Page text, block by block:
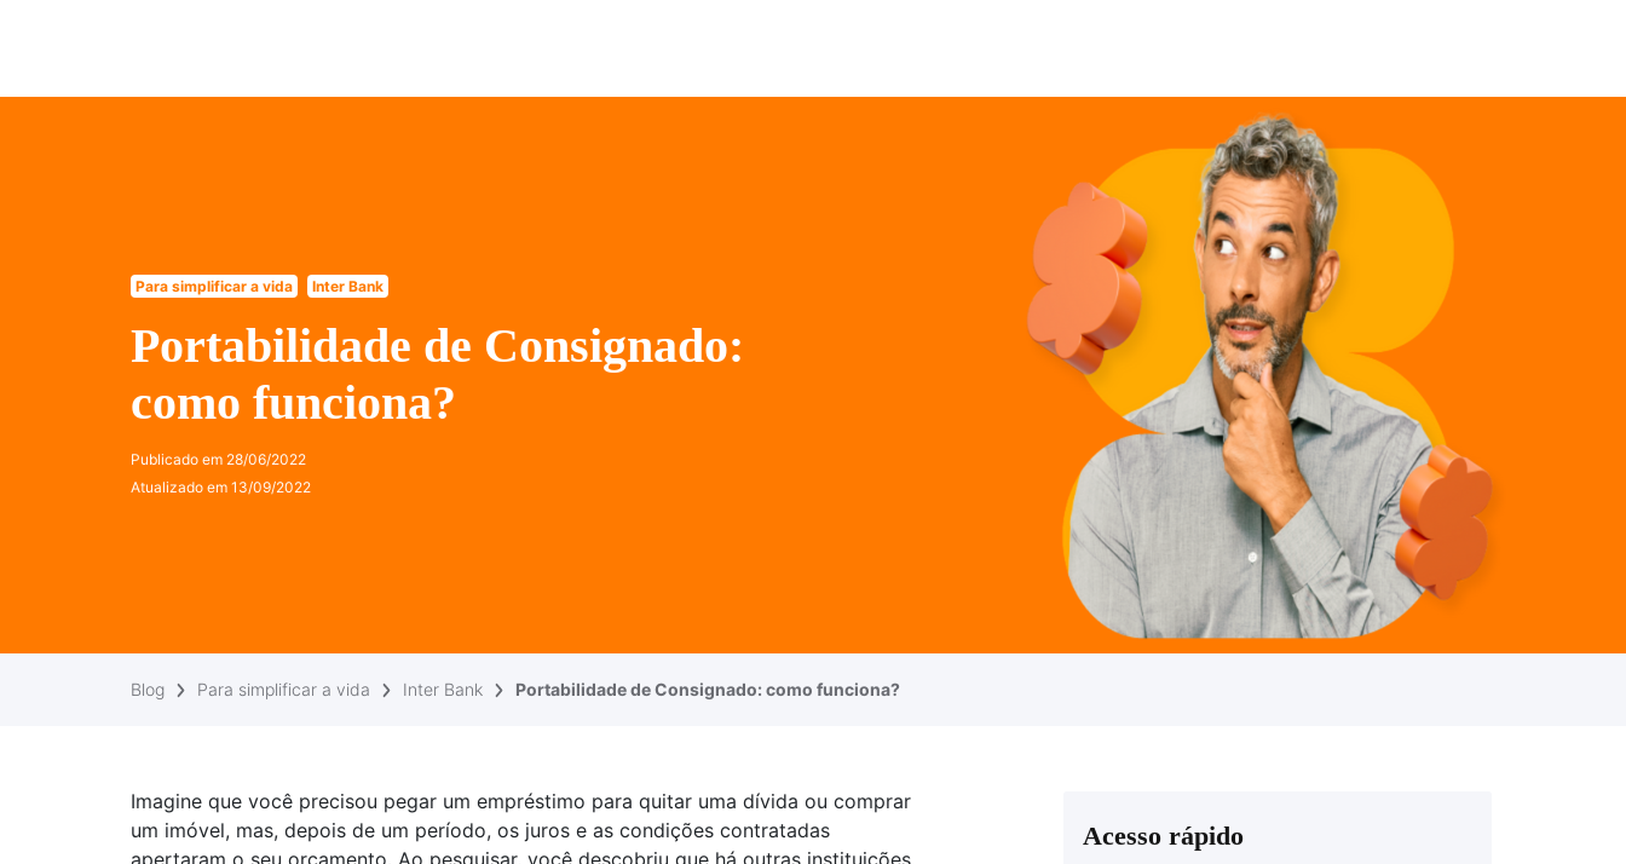
Para simplificar a vida Inter Bank
Portabilidade de Consignado:
como funciona?
Publicado em 28/06/2022
Atualizado em 13/09/2022
Blog Para simplificar a vida Inter Bank Portabilidade de Consignado: como funciona?
Imagine que você precisou pegar um empréstimo para quitar uma dívida ou comprar
um imóvel, mas, depois de um período, os juros e as condições contratadas
apertaram o seu orçamento. Ao pesquisar, você descobriu que há outras instituições
Acesso rápido